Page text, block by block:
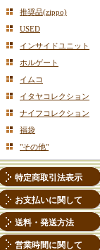
推奨品(zippo)
USED
インサイドユニット
ホルゲート
イムコ
イタヤコレクション
ナイフコレクション
福袋
"その他"
特定商取引法表示
お支払いに関して
送料・発送方法
営業時間に関して